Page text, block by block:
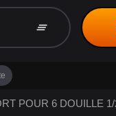
clear_all
POUR 6 DOUILLE 1/